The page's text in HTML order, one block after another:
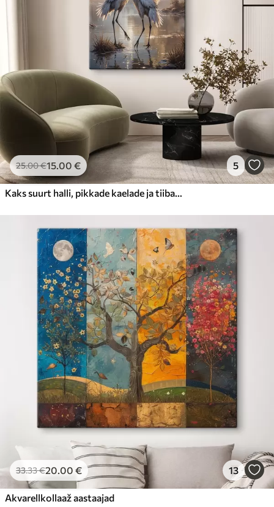
25.00€15.00 € 5
Kaks suurt halli, pikkade kaelade ja tiibadega kraanat, mis seisavad puudest ümbritsetud udujärves
33.33€20.00 € 13
Akvarellkollaaž aastaajad